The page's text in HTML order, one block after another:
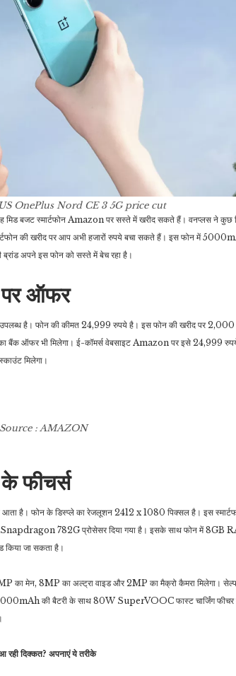
OnePlus Nord CE 3 5G price cut
बजट स्मार्टफोन Amazon पर सस्ते में खरीद सकते हैं। वनप्लस ने कुछ
की खरीद पर आप अभी हजारों रुपये बचा सकते हैं। इस फोन में
ब्रांड अपने इस फोन को सस्ते में बेच रहा है।
ऑफर
उपलब्ध है। फोन की कीमत 24,999 रुपये है। इस फोन की खरीद पर
बैंक ऑफर भी मिलेगा। ई-कॉमर्स वेबसाइट Amazon पर इसे 24,999
मिलेगा।
: AMAZON
फीचर्स
है। फोन के डिस्प्ले का रेजलूशन 2412 x 1080 पिक्सल है। इस
782G प्रोसेसर दिया गया है। इसके साथ फोन में 8GB
किया जा सकता है।
का मेन, 8MP का अल्ट्रा वाइड और 2MP का मैक्रो कैमरा मिलेगा।
की बैटरी के साथ 80W SuperVOOC फास्ट चार्जिंग फीचर
दिक्कत? अपनाएं ये तरीके